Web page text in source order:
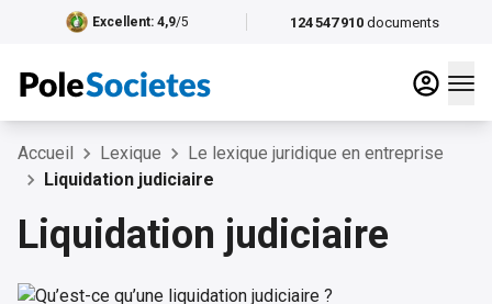
124 547 910 documents
Excellent: 4,9/5
Accueil Lexique
Le lexique juridique en entreprise
Liquidation judiciaire
Liquidation judiciaire